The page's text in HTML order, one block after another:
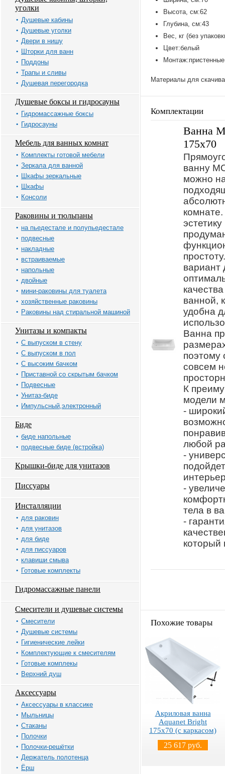
уголки
Душевые кабины
Душевые уголки
Двери в нишу
Шторки для ванн
Поддоны
Трапы и сливы
Душевая перегородка
Душевые боксы и гидросауны
Гидромассажные боксы
Гидросауны
Мебель для ванных комнат
Комплекты готовой мебели
Зеркала для ванной
Шкафы зеркальные
Шкафы
Консоли
Раковины и тюльпаны
на пьедестале и полупьедестале
подвесные
накладные
встраиваемые
напольные
двойные
мини-раковины для туалета
хозяйственные раковины
Раковины над стиральной машиной
Унитазы и компакты
С выпуском в стену
С выпуском в пол
С высоким бачком
Приставной со скрытым бачком
Подвесные
Унитаз-биде
Импульсный,электронный
Биде
биде напольные
подвесные биде (встройка)
Крышки-биде для унитазов
Писсуары
Инсталляции
для раковин
для унитазов
для биде
для писсуаров
клавиши смыва
Готовые комплекты
Гидромассажные панели
Смесители и душевые системы
Смесители
Душевые системы
Гигиенические лейки
Комплектующие к смесителям
Готовые комплекы
Верхний душ
Аксессуары
Аксессуары в классике
Мыльницы
Стаканы
Полочки
Полочки-решётки
Держатель полотенца
Ёрш
Высота, см:62
Глубина, см:43
Вес, кг (без
Цвет:белый
Монтаж:пристенные
Материалы для
Комплектации
Ванна
175x70
ванну
можно
вариант
ванной,
удобна
Ванна
поэтому
совсем
К
модели
-
любой
-
-
тела в
-
который
Похожие товары
Акриловая ванна
Aquanet Bright
175x70 (с каркасом)
25 617 руб.